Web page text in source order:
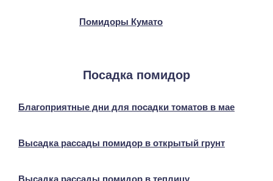
Помидоры Кумато
Посадка помидор
Благоприятные дни для посадки томатов в мае
Высадка рассады помидор в открытый грунт
Высадка рассады помидор в теплицу